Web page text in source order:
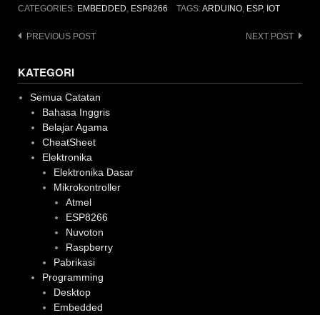
CATEGORIES: EMBEDDED ESP8266 TAGS:ARDUINO, ESP, IOT
Post
PREVIOUS POST NEXT POST
KATEGORI
Semua Catatan
Bahasa Inggris
Belajar Agama
CheatSheet
Elektronika
Elektronika Dasar
Mikrokontroller
Atmel
ESP8266
Nuvoton
Raspberry
Pabrikasi
Programming
Desktop
Embedded